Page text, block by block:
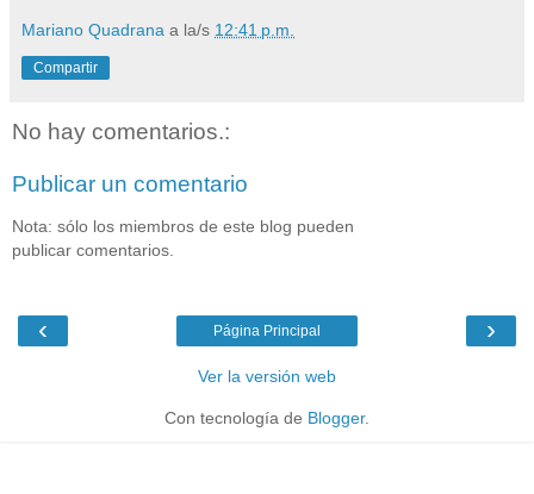
Mariano Quadrana a la/s 12:41 p.m.
Compartir
No hay comentarios.:
Publicar un comentario
Nota: sólo los miembros de este blog pueden
publicar comentarios.
‹ ›
Página Principal
Ver la versión web
Con tecnología de Blogger.